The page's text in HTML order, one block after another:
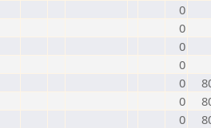
0
0
0
0
0
0
0